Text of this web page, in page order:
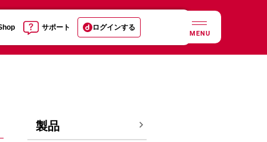
サポート ログインする
MENU
製品